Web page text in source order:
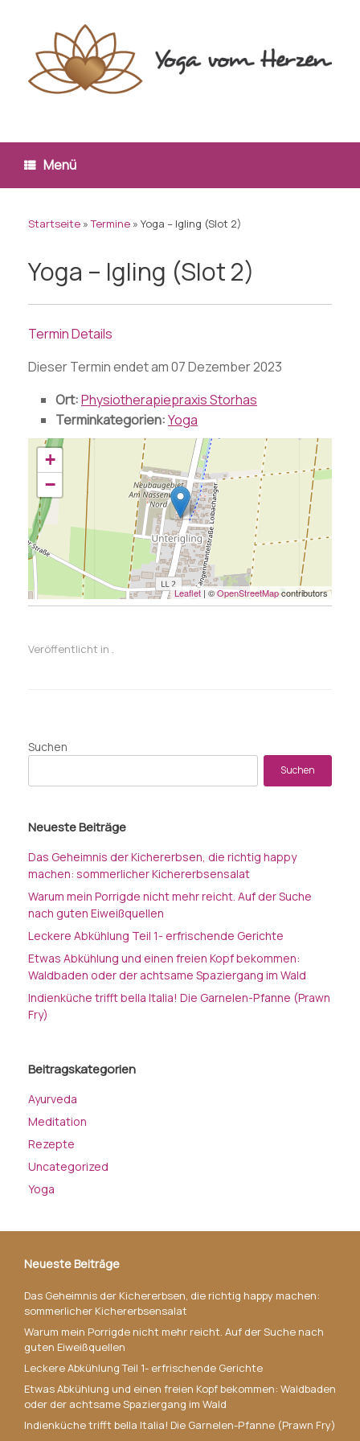
Menü
Startseite »Termine » Yoga – Igling (Slot 2)
Yoga – Igling (Slot 2)
Termin Details
Dieser Termin endet am 07 Dezember 2023
Ort:Physiotherapiepraxis Storhas
Terminkategorien:Yoga
+
−
Leaflet | ©OpenStreetMapcontributors
Veröffentlicht in .
Suchen
Suchen
Neueste Beiträge
Das Geheimnis der Kichererbsen, die richtig happy
machen: sommerlicher Kichererbsensalat
Warum mein Porrigde nicht mehr reicht. Auf der Suche
nach guten Eiweißquellen
Leckere Abkühlung Teil 1- erfrischende Gerichte
Etwas Abkühlung und einen freien Kopf bekommen:
Waldbaden oder der achtsame Spaziergang im Wald
Indienküche trifft bella Italia! Die Garnelen-Pfanne (Prawn
Fry)
Beitragskategorien
Ayurveda
Meditation
Rezepte
Uncategorized
Yoga
Neueste Beiträge
Das Geheimnis der Kichererbsen, die richtig happy machen:
sommerlicher Kichererbsensalat
Warum mein Porrigde nicht mehr reicht. Auf der Suche nach
guten Eiweißquellen
Leckere Abkühlung Teil 1- erfrischende Gerichte
Etwas Abkühlung und einen freien Kopf bekommen: Waldbaden
oder der achtsame Spaziergang im Wald
Indienküche trifft bella Italia! Die Garnelen-Pfanne (Prawn Fry)